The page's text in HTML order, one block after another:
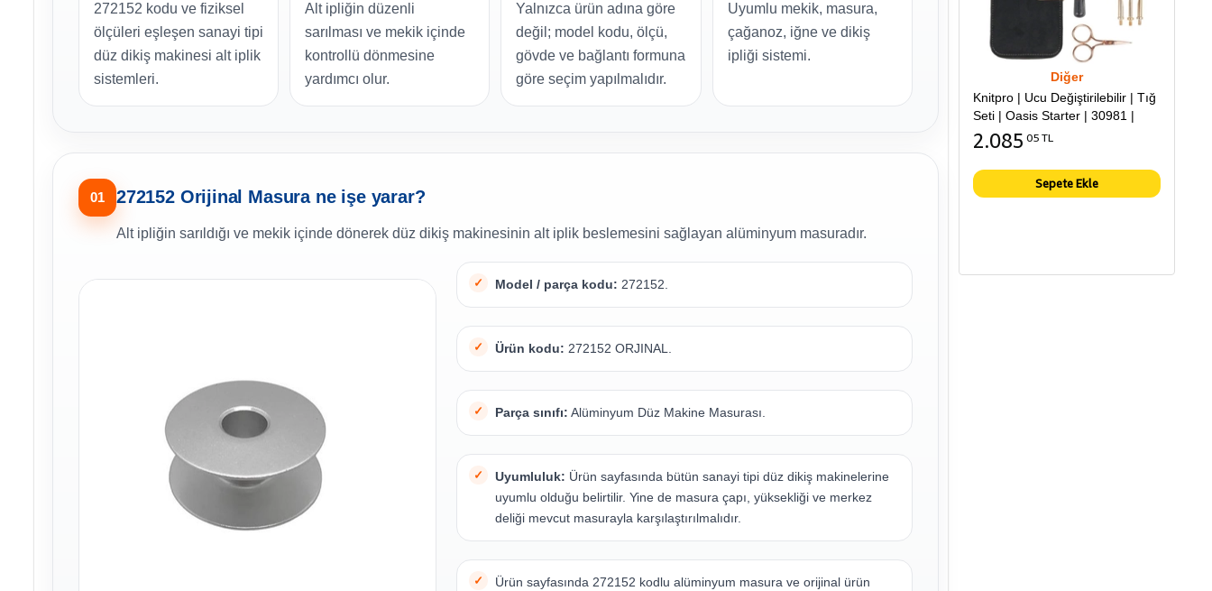
272152 kodu ve fiziksel
ölçüleri eşleşen sanayi tipi
düz dikiş makinesi alt iplik
sistemleri.
Alt ipliğin düzenli
sarılması ve mekik içinde
kontrollü dönmesine
yardımcı olur.
Yalnızca ürün adına göre
değil; model kodu, ölçü,
gövde ve bağlantı formuna
göre seçim yapılmalıdır.
Uyumlu mekik, masura,
çağanoz, iğne ve dikiş
ipliği sistemi.
01 272152 Orijinal Masura ne işe yarar?
Alt ipliğin sarıldığı ve mekik içinde dönerek düz dikiş makinesinin alt iplik beslemesini sağlayan alüminyum masuradır.
Model / parça kodu: 272152.
Ürün kodu: 272152 ORJINAL.
Parça sınıfı: Alüminyum Düz Makine Masurası.
Uyumluluk: Ürün sayfasında bütün sanayi tipi düz dikiş makinelerine
uyumlu olduğu belirtilir. Yine de masura çapı, yüksekliği ve merkez
deliği mevcut masurayla karşılaştırılmalıdır.
Ürün sayfasında 272152 kodlu alüminyum masura ve orijinal ürün
Diğer
Knitpro | Ucu Değiştirilebilir | Tığ
Seti | Oasis Starter | 30981 |
2.085 05 TL
Sepete Ekle